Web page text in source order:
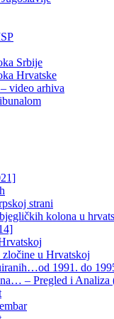
Srbije
Hrvatske
video arhiva
strani
kolona u
zločine u Hrvatskoj
1991. do
– Pregled i Analiza